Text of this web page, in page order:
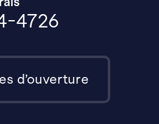
4726
d’ouverture